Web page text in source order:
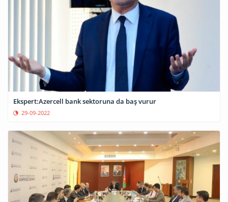
Ekspert:Azercell bank sektoruna da baş vurur
29-09-2022